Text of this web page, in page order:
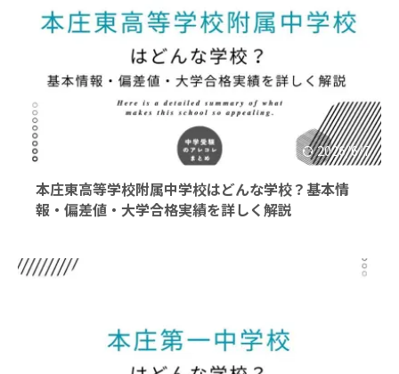
2026/6/7
本庄東高等学校附属中学校はどんな学校？基本情
報・偏差値・大学合格実績を詳しく解説